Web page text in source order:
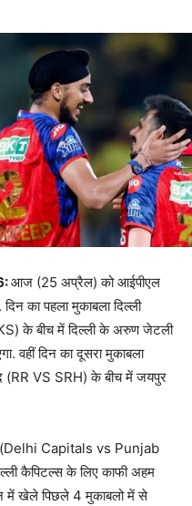
आज (25 अप्रैल) को आईपीएल
का पहला मुकाबला दिल्ली
के बीच में दिल्ली के अरुण जेटली
वहीं दिन का दूसरा मुकाबला
(RR VS SRH) के बीच में जयपुर
(Delhi Capitals vs Punjab
कैपिटल्स के लिए काफी अहम
में खेले पिछले 4 मुकाबलो में से